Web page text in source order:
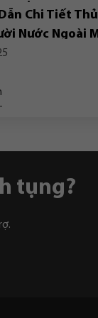
Chi Tiết Thủ
Nước Ngoài
Cư Tại Việt
tụng?